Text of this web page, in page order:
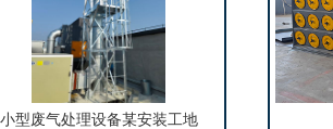
小型废气处理设备某安装工地